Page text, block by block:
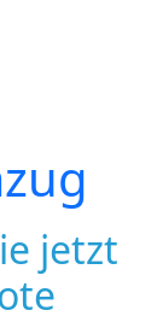
jetzt